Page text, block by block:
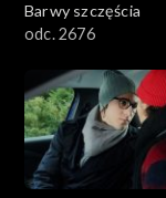
Barwy szczęścia
odc. 2676